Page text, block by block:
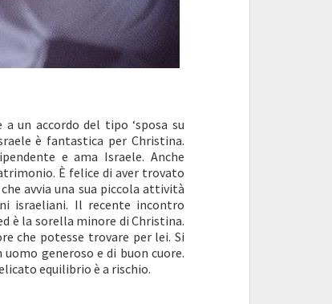
un accordo del tipo ‘sposa su
è fantastica per Christina.
e ama Israele. Anche
È felice di aver trovato
avvia una sua piccola attività
israeliani. Il recente incontro
è la sorella minore di Christina.
che potesse trovare per lei. Si
generoso e di buon cuore.
equilibrio è a rischio.